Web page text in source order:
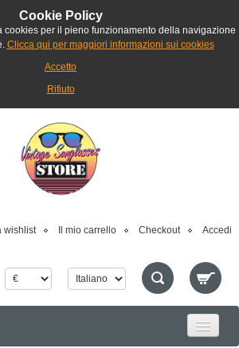
Cookie Policy
cookies per il pieno funzionamento della navigazione
Clicca qui per maggiori informazioni sui cookies
Accetto
Rifiuto
wishlist Il mio carrello Checkout Accedi